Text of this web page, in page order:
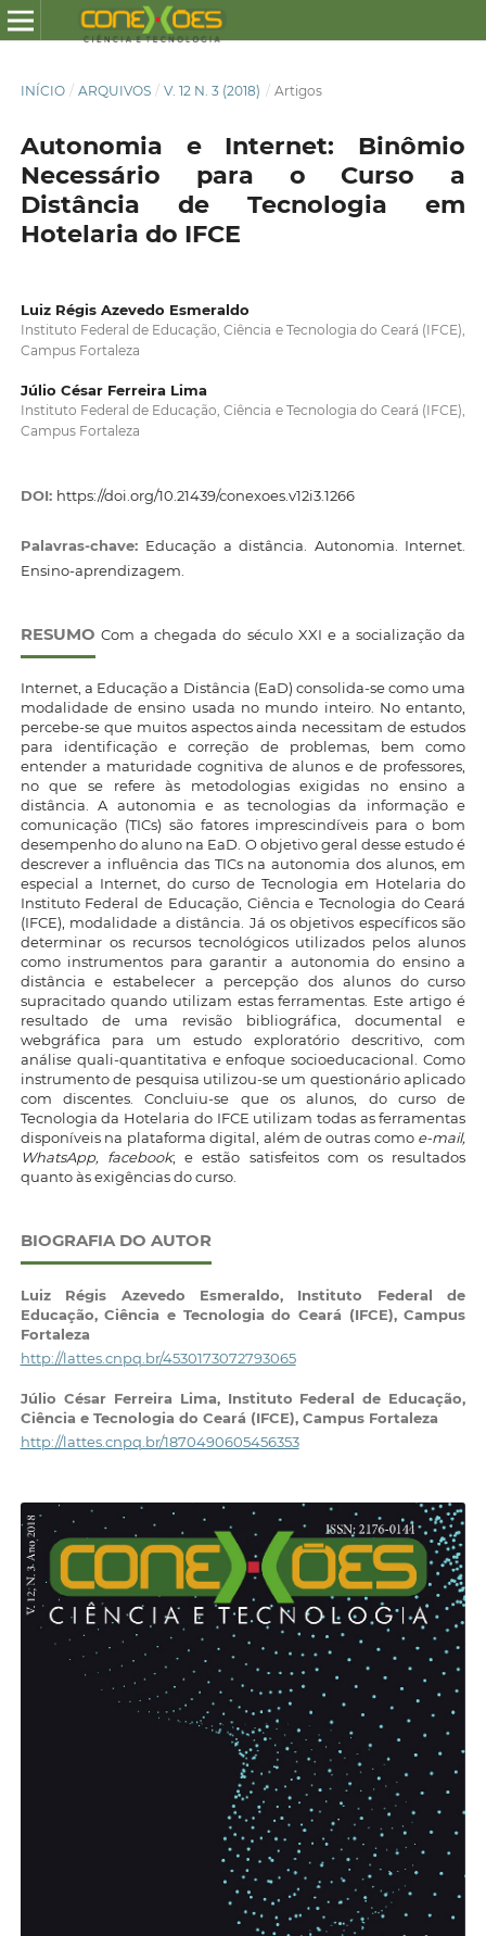
INÍCIO / ARQUIVOS / V. 12 N. 3 (2018) / Artigos
Autonomia e Internet: Binômio
Necessário para o Curso a
Distância de Tecnologia em
Hotelaria do IFCE
Luiz Régis Azevedo Esmeraldo
Instituto Federal de Educação, Ciência e Tecnologia do Ceará (IFCE),
Campus Fortaleza
Júlio César Ferreira Lima
Instituto Federal de Educação, Ciência e Tecnologia do Ceará (IFCE),
Campus Fortaleza
DOI: https://doi.org/10.21439/conexoes.v12i3.1266
Palavras-chave: Educação a distância. Autonomia. Internet.
Ensino-aprendizagem.
RESUMO Com a chegada do século XXI e a socialização da
Internet, a Educação a Distância (EaD) consolida-se como uma
modalidade de ensino usada no mundo inteiro. No entanto,
percebe-se que muitos aspectos ainda necessitam de estudos
para identificação e correção de problemas, bem como
entender a maturidade cognitiva de alunos e de professores,
no que se refere às metodologias exigidas no ensino a
distância. A autonomia e as tecnologias da informação e
comunicação (TICs) são fatores imprescindíveis para o bom
desempenho do aluno na EaD. O objetivo geral desse estudo é
descrever a influência das TICs na autonomia dos alunos, em
especial a Internet, do curso de Tecnologia em Hotelaria do
Instituto Federal de Educação, Ciência e Tecnologia do Ceará
(IFCE), modalidade a distância. Já os objetivos específicos são
determinar os recursos tecnológicos utilizados pelos alunos
como instrumentos para garantir a autonomia do ensino a
distância e estabelecer a percepção dos alunos do curso
supracitado quando utilizam estas ferramentas. Este artigo é
resultado de uma revisão bibliográfica, documental e
webgráfica para um estudo exploratório descritivo, com
análise quali-quantitativa e enfoque socioeducacional. Como
instrumento de pesquisa utilizou-se um questionário aplicado
com discentes. Concluiu-se que os alunos, do curso de
Tecnologia da Hotelaria do IFCE utilizam todas as ferramentas
disponíveis na plataforma digital, além de outras como e-mail,
WhatsApp, facebook; e estão satisfeitos com os resultados
quanto às exigências do curso.
BIOGRAFIA DO AUTOR
Luiz Régis Azevedo Esmeraldo, Instituto Federal de
Educação, Ciência e Tecnologia do Ceará (IFCE), Campus
Fortaleza
http://lattes.cnpq.br/4530173072793065
Júlio César Ferreira Lima, Instituto Federal de Educação,
Ciência e Tecnologia do Ceará (IFCE), Campus Fortaleza
http://lattes.cnpq.br/1870490605456353